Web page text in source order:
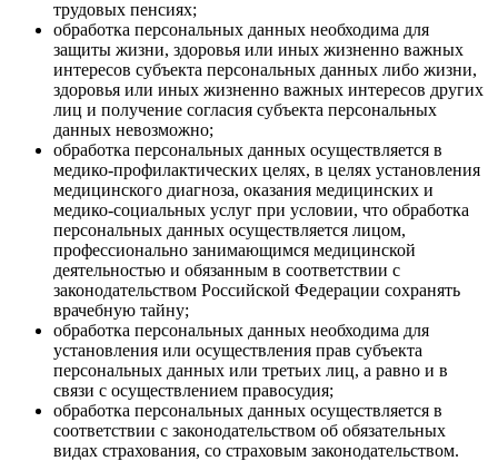
трудовых пенсиях;
обработка персональных данных необходима для
защиты жизни, здоровья или иных жизненно важных
интересов субъекта персональных данных либо жизни,
здоровья или иных жизненно важных интересов других
лиц и получение согласия субъекта персональных
данных невозможно;
обработка персональных данных осуществляется в
медико-профилактических целях, в целях установления
медицинского диагноза, оказания медицинских и
медико-социальных услуг при условии, что обработка
персональных данных осуществляется лицом,
профессионально занимающимся медицинской
деятельностью и обязанным в соответствии с
законодательством Российской Федерации сохранять
врачебную тайну;
обработка персональных данных необходима для
установления или осуществления прав субъекта
персональных данных или третьих лиц, а равно и в
связи с осуществлением правосудия;
обработка персональных данных осуществляется в
соответствии с законодательством об обязательных
видах страхования, со страховым законодательством.